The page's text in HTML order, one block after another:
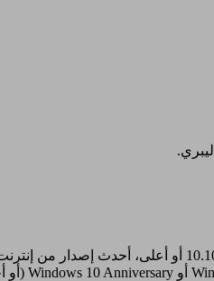
يتطلب موقع ليبري ڤيو أحد المتصفحات